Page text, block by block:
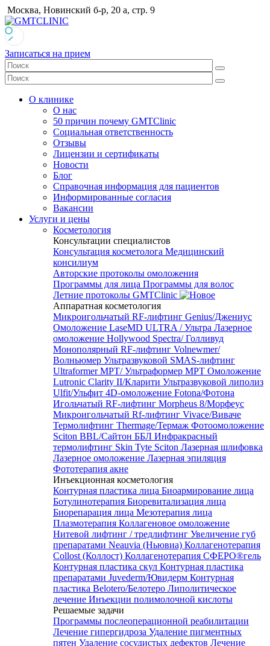
Москва, Новинский б-р, 20 а, стр. 9
Записаться на прием
О клинике
О нас
50 причин почему GMTClinic
Социальная ответственность
Отзывы
Лицензии и сертификаты
Новости
Блог
Справочная информация для пациентов
Информированные согласия
Вакансии
Услуги и цены
Косметология
Консультации специалистов
Консультация косметолога Медицинский
консилиум
Авторские протоколы омоложения
Программы для лица Программы для волос
Летние протоколы GMTClinic
Аппаратная косметология
Микроигольчатый RF-лифтинг Genius/Джениус
Омоложение LaseMD ULTRA / Ультра Лазерное
омоложение Hollywood Spectra/ Голливуд
Монополярный RF-лифтинг Volnewmer/
Волньюмер Ультразвуковой SMAS-лифтинг
Ultraformer MPT/ Ультраформер MPT Омоложение
Lutronic Clarity II/Кларити Ультразвуковой липолиз
Ulfit/Ульфит 4D-омоложение Fotona/Фотона
Игольчатый RF-лифтинг Morpheus 8/Морфеус
Микроигольчатый Rf-лифтинг Vivace/Виваче
Термолифтинг Thermage/Термаж Фотоомоложение
Sciton BBL/Сайтон ББЛ Инфракрасный
термолифтинг Skin Tyte Sciton Лазерная шлифовка
Лазерное омоложение Лазерная эпиляция
Фототерапия акне
Инъекционная косметология
Контурная пластика лица Биоармирование лица
Ботулинотерапия Биоревитализация лица
Биорепарация лица Мезотерапия лица
Плазмотерапия Коллагеновое омоложение
Нитевой лифтинг / тредлифтинг Увеличение губ
препаратами Neauvia (Ньювиа) Коллагенотерапия
Collost (Коллост) Коллагенотерапия СФЕРО®гель
Контурная пластика скул Контурная пластика
препаратами Juvederm/Ювидерм Контурная
пластика Belotero/Белотеро Липолитическое
лечение Инъекции полимолочной кислоты
Решаемые задачи
Программы послеоперационной реабилитации
Лечение гипергидроза Удаление пигментных
пятен Удаление сосудистых дефектов Лечение